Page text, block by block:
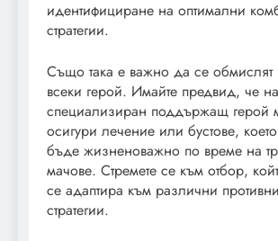
идентифициране на оптимални
стратегии.
Също така е важно да се обмислят
всеки герой. Имайте предвид, че
специализиран поддържащ герой
осигури лечение или бустове,
бъде жизненоважно по време на
мачове. Стремете се към отбор,
се адаптира към различни
стратегии.